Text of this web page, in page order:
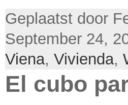
Geplaatst door
September 24,
Viena, Vivienda,
El cubo